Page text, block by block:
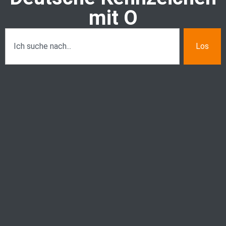
mit O
Los